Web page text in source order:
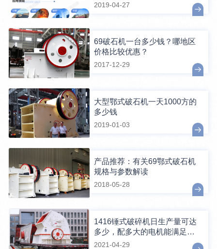
2019-04-27
69破石机一台多少钱？哪地区
价格比较优惠？
2017-12-29
大型鄂式破石机一天1000方的
多少钱
2019-01-03
产品推荐：有关69鄂式破石机
规格与参数解读
2018-05-28
1416锤式破碎机日生产量可达
多少，配多大的电机能满足破
碎生产需要？
2021-04-29